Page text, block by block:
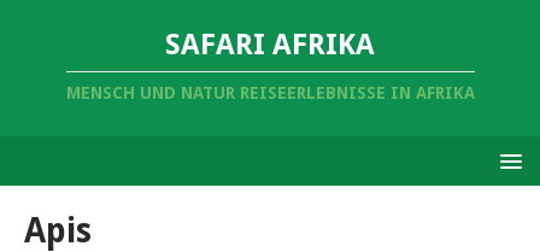
SAFARI AFRIKA
MENSCH UND NATUR REISEERLEBNISSE IN AFRIKA
Apis